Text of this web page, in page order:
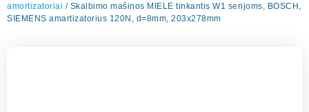
amortizatoriai / Skalbimo mašinos MIELE tinkantis W1 serijoms, BOSCH,
SIEMENS amartizatorius 120N, d=8mm, 203x278mm